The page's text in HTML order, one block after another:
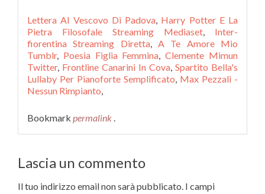
Lettera Al Vescovo Di Padova, Harry Potter E La
Pietra Filosofale Streaming Mediaset, Inter-
fiorentina Streaming Diretta,A Te Amore Mio
Tumblr, Poesia Figlia Femmina,Clemente Mimun
Twitter, Frontline Canarini In Cova, Spartito Bella's
Lullaby Per Pianoforte Semplificato, Max Pezzali -
Nessun Rimpianto,
Bookmark permalink .
Lascia un commento
Il tuo indirizzo email non sarà pubblicato. I campi